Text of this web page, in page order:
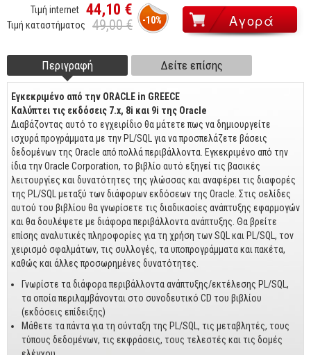
DTP
Web Design
Προγραμματισμός
Γενικά
Γενικά Θέματα
Business
Προσωπική Βελτίωση
Οικονομικά
Τεχνικά
Αρχιτεκτόνων
Μηχανολόγων
Ιστορικά
-10%
Τιμή internet 44,10 €
Τιμή καταστήματος 49,00 €
Footer tabs
Περιγραφή
καρτέλα)
Δείτε επίσης
Εγκεκριμένο από την ORACLE in GREECE
Καλύπτει τις εκδόσεις 7.x, 8i και 9i της Oracle
Διαβάζοντας αυτό το εγχειρίδιο θα μάτετε πως να δημιουργείτε
ισχυρά προγράμματα με την PL/SQL για να προσπελάζετε βάσεις
δεδομένων της Oracle από πολλά περιβάλλοντα. Εγκεκριμένο από την
ίδια την Oracle Corporation, το βιβλίο αυτό εξηγεί τις βασικές
λειτουργίες και δυνατότητες της γλώσσας και αναφέρει τις διαφορές
της PL/SQL μεταξύ των διάφορων εκδόσεων της Oracle. Στις σελίδες
αυτού του βιβλίου θα γνωρίσετε τις διαδικασίες ανάπτυξης εφαρμογών
και θα δουλέψετε με διάφορα περιβάλλοντα ανάπτυξης. Θα βρείτε
επίσης αναλυτικές πληροφορίες για τη χρήση των SQL και PL/SQL, τον
χειρισμό σφαλμάτων, τις συλλογές, τα υποπρογράμματα και πακέτα,
καθώς και άλλες προσωρημένες δυνατότητες.
Γνωρίστε τα διάφορα περιβάλλοντα ανάπτυξης/εκτέλεσης PL/SQL,
τα οποία περιλαμβάνονται στο συνοδευτικό CD του βιβλίου
(εκδόσεις επίδειξης)
Μάθετε τα πάντα για τη σύνταξη της PL/SQL, τις μεταβλητές, τους
τύπους δεδομένων, τις εκφράσεις, τους τελεστές και τις δομές